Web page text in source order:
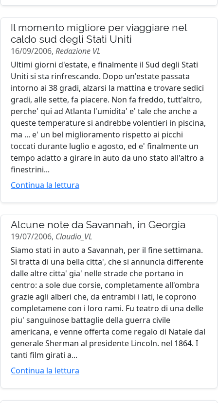
Il momento migliore per viaggiare nel
caldo sud degli Stati Uniti
16/09/2006, Redazione VL
Ultimi giorni d'estate, e finalmente il Sud degli Stati
Uniti si sta rinfrescando. Dopo un'estate passata
intorno ai 38 gradi, alzarsi la mattina e trovare sedici
gradi, alle sette, fa piacere. Non fa freddo, tutt'altro,
perche' qui ad Atlanta l'umidita' e' tale che anche a
queste temperature si andrebbe volentieri in piscina,
ma ... e' un bel miglioramento rispetto ai picchi
toccati durante luglio e agosto, ed e' finalmente un
tempo adatto a girare in auto da uno stato all'altro a
finestrini...
Continua la lettura
Alcune note da Savannah, in Georgia
19/07/2006, Claudio_VL
Siamo stati in auto a Savannah, per il fine settimana.
Si tratta di una bella citta', che si annuncia differente
dalle altre citta' gia' nelle strade che portano in
centro: a sole due corsie, completamente all'ombra
grazie agli alberi che, da entrambi i lati, le coprono
completamene con i loro rami. Fu teatro di una delle
piu' sanguinose battaglie della guerra civile
americana, e venne offerta come regalo di Natale dal
generale Sherman al presidente Lincoln. nel 1864. I
tanti film girati a...
Continua la lettura